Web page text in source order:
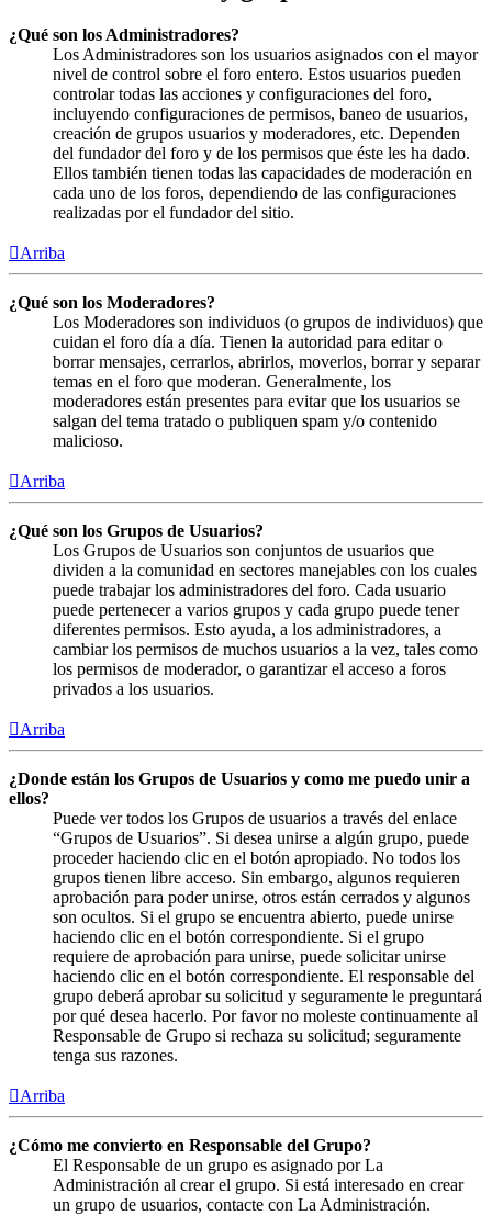
¿Qué son los Administradores?
Los Administradores son los usuarios asignados con el mayor
nivel de control sobre el foro entero. Estos usuarios pueden
controlar todas las acciones y configuraciones del foro,
incluyendo configuraciones de permisos, baneo de usuarios,
creación de grupos usuarios y moderadores, etc. Dependen
del fundador del foro y de los permisos que éste les ha dado.
Ellos también tienen todas las capacidades de moderación en
cada uno de los foros, dependiendo de las configuraciones
realizadas por el fundador del sitio.
Arriba
¿Qué son los Moderadores?
Los Moderadores son individuos (o grupos de individuos) que
cuidan el foro día a día. Tienen la autoridad para editar o
borrar mensajes, cerrarlos, abrirlos, moverlos, borrar y separar
temas en el foro que moderan. Generalmente, los
moderadores están presentes para evitar que los usuarios se
salgan del tema tratado o publiquen spam y/o contenido
malicioso.
Arriba
¿Qué son los Grupos de Usuarios?
Los Grupos de Usuarios son conjuntos de usuarios que
dividen a la comunidad en sectores manejables con los cuales
puede trabajar los administradores del foro. Cada usuario
puede pertenecer a varios grupos y cada grupo puede tener
diferentes permisos. Esto ayuda, a los administradores, a
cambiar los permisos de muchos usuarios a la vez, tales como
los permisos de moderador, o garantizar el acceso a foros
privados a los usuarios.
Arriba
¿Donde están los Grupos de Usuarios y como me puedo unir a
ellos?
Puede ver todos los Grupos de usuarios a través del enlace
“Grupos de Usuarios”. Si desea unirse a algún grupo, puede
proceder haciendo clic en el botón apropiado. No todos los
grupos tienen libre acceso. Sin embargo, algunos requieren
aprobación para poder unirse, otros están cerrados y algunos
son ocultos. Si el grupo se encuentra abierto, puede unirse
haciendo clic en el botón correspondiente. Si el grupo
requiere de aprobación para unirse, puede solicitar unirse
haciendo clic en el botón correspondiente. El responsable del
grupo deberá aprobar su solicitud y seguramente le preguntará
por qué desea hacerlo. Por favor no moleste continuamente al
Responsable de Grupo si rechaza su solicitud; seguramente
tenga sus razones.
Arriba
¿Cómo me convierto en Responsable del Grupo?
El Responsable de un grupo es asignado por La
Administración al crear el grupo. Si está interesado en crear
un grupo de usuarios, contacte con La Administración.